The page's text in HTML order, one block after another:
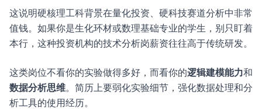
这说明硬核理工科背景在量化投资、硬科技赛道分析中非常
值钱。如果你是生化环材或数理基础专业的学生，别只盯着
本行，这种投资机构的技术分析岗薪资往往高于传统研发。
这类岗位不看你的实验做得多好，而看你的逻辑建模能力和
数据分析思维。简历上要弱化实验细节，强化数据处理和分
析工具的使用经历。